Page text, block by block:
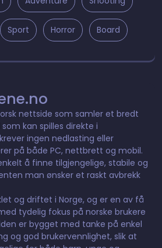
Sport Horror Board
nettside som samler et bredt
kan spilles direkte i
ingen nedlasting eller
på både PC, nettbrett og mobil.
å finne tilgjengelige, stabile og
man ønsker et raskt avbrekk
og driftet i Norge, og er en av få
tydelig fokus på norske brukere
er bygget med tanke på enkel
og god brukervennlighet, slik at